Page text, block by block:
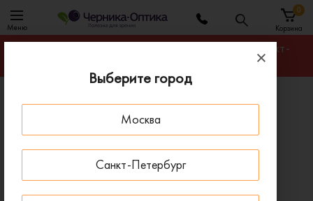
Выберите город
Москва
Санкт-Петербург
Меню Корзина
0
Гарантируем лучшую цену на любую оправу в Санкт-
Главная
Солнцезащитные очки
Солнцезащитные очки GUESS GUS 00169 01D
ПОД ЗАКАЗ